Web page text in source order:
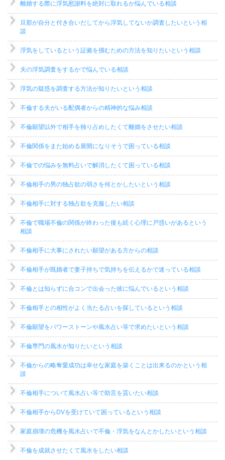
離婚する際に浮気慰謝料を絶対に取れるか悩んでいる相談
旦那が自分と付き合いだしてから浮気してないか調査したいという相
談
浮気をしているという証拠を掴むための方法を知りたいという相談
夫の浮気調査をするかで悩んでいる相談
浮気の疑惑を調査する方法が知りたいという相談
不倫する夫がいる配偶者からの精神的な悩み相談
不倫願望以外で相手を独り占めしたくて離婚をさせたい相談
不倫関係をまた始める展開になりそうで困っている相談
不倫での悩みを無料占いで解消したくて困っている相談
不倫相手の男の独占欲の弱さを何とかしたいという相談
不倫相手に対する独占欲を克服したい相談
不倫で職場不倫の関係が終わった後も続く心理に戸惑いがあるという
相談
不倫相手に大事にされたい願望がある方からの相談
不倫相手が既婚者で妻子持ちで気持ちを伝えるかで迷っている相談
不倫とは知らずに合コンで出会った彼に悩んでいるという相談
不倫相手との相性がよく当たる占いを探しているという相談
不倫願望をパワーストーンや風水占い等で求めたいという相談
不倫専門の風水が知りたいという相談
不倫からの略奪愛成功は幸せな家庭を築くことは出来るのかという相
談
不倫相手について風水占い等で助言を貰いたい相談
不倫相手からDVを受けていて困っているという相談
家庭崩壊の危機を風水占いで不倫・浮気をなんとかしたいという相談
不倫を成就させたくて風水をしたい相談